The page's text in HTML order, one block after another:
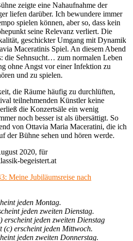
zeigte eine Nahaufnahme der
liefen darüber. Ich bewundere immer
spielen können, aber so, dass kein
seine Relevanz verliert. Die
geschickter Umgang mit Dynamik
Maceratinis Spiel. An diesem Abend
die Sehnsucht… zum normalen Leben
ohne Angst vor einer Infektion zu
und zu spielen.
die Räume häufig zu durchlüften,
teilnehmenden Künstler keine
die Konzertsäle ein wenig
noch besser ist als übersättigt. So
von Ottavia Maria Maceratini, die ich
der Bühne sehen und hören werde.
2020, für
begeistert.at
Meine Jubiläumsreise nach
jeden Montag.
jeden zweiten Dienstag.
erscheint jeden zweiten Dienstag
(c) erscheint jeden Mittwoch.
jeden zweiten Donnerstag.